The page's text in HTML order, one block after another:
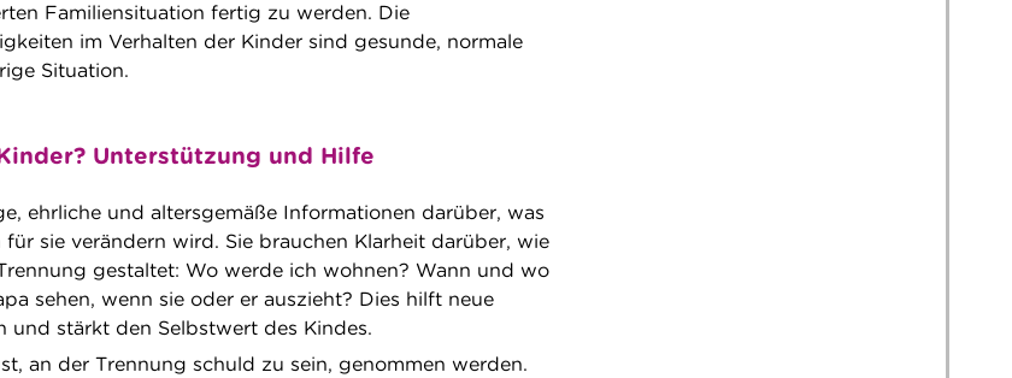
Familiensituation fertig zu werden. Die
im Verhalten der Kinder sind gesunde, normale
Situation.
Unterstützung und Hilfe
ehrliche und altersgemäße Informationen darüber, was
sie verändern wird. Sie brauchen Klarheit darüber, wie
gestaltet: Wo werde ich wohnen? Wann und wo
sehen, wenn sie oder er auszieht? Dies hilft neue
und stärkt den Selbstwert des Kindes.
an der Trennung schuld zu sein, genommen werden.